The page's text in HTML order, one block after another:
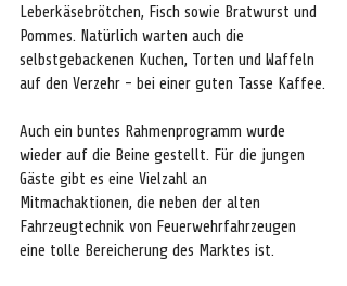
Leberkäsebrötchen, Fisch sowie Bratwurst und
Pommes. Natürlich warten auch die
selbstgebackenen Kuchen, Torten und Waffeln
auf den Verzehr - bei einer guten Tasse Kaffee.
Auch ein buntes Rahmenprogramm wurde
wieder auf die Beine gestellt. Für die jungen
Gäste gibt es eine Vielzahl an
Mitmachaktionen, die neben der alten
Fahrzeugtechnik von Feuerwehrfahrzeugen
eine tolle Bereicherung des Marktes ist.